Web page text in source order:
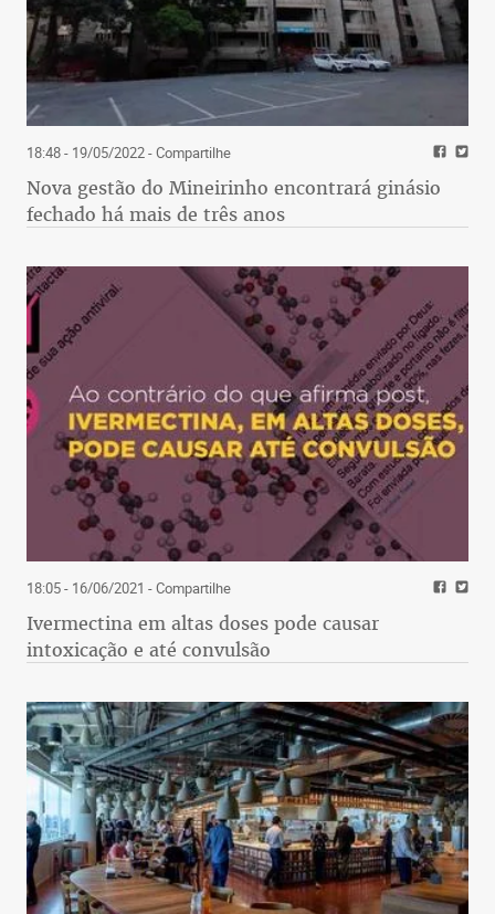
18:48 - 19/05/2022- Compartilhe
Nova gestão do Mineirinho encontrará ginásio
fechado há mais de três anos
18:05 - 16/06/2021 - Compartilhe
Ivermectina em altas doses pode causar
intoxicação e até convulsão